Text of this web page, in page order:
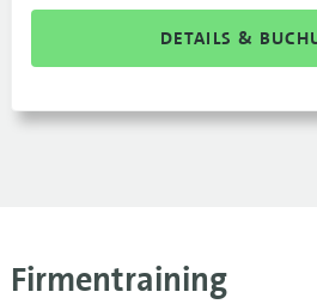
DETAILS &
Firmentraining